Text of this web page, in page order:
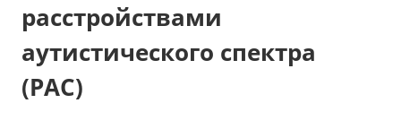
расстройствами
аутистического спектра
(РАС)